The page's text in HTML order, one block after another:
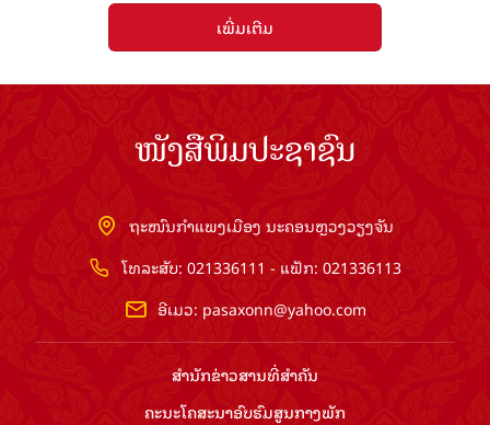
ເພີ່ມເຕີມ
ໜັງສືພິມປະຊາຊົນ
ຖະໜົນກຳແພງເມືອງ ນະຄອນຫຼວງວຽງຈັນ
ໂທລະສັບ: 021336111 - ແຟັກ: 021336113
ອີເມວ: pasaxonn@yahoo.com
ສຳ​ນັກ​ຂ່າວ​ສານ​ທີ່​ສຳ​ຄັນ​
ຄະນະໂຄສະນາອົບຮົມ​ສູນ​ກາງ​ພັກ